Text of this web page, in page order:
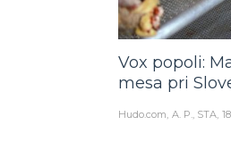
Vox popoli:
mesa pri
Hudo.com A. P., STA